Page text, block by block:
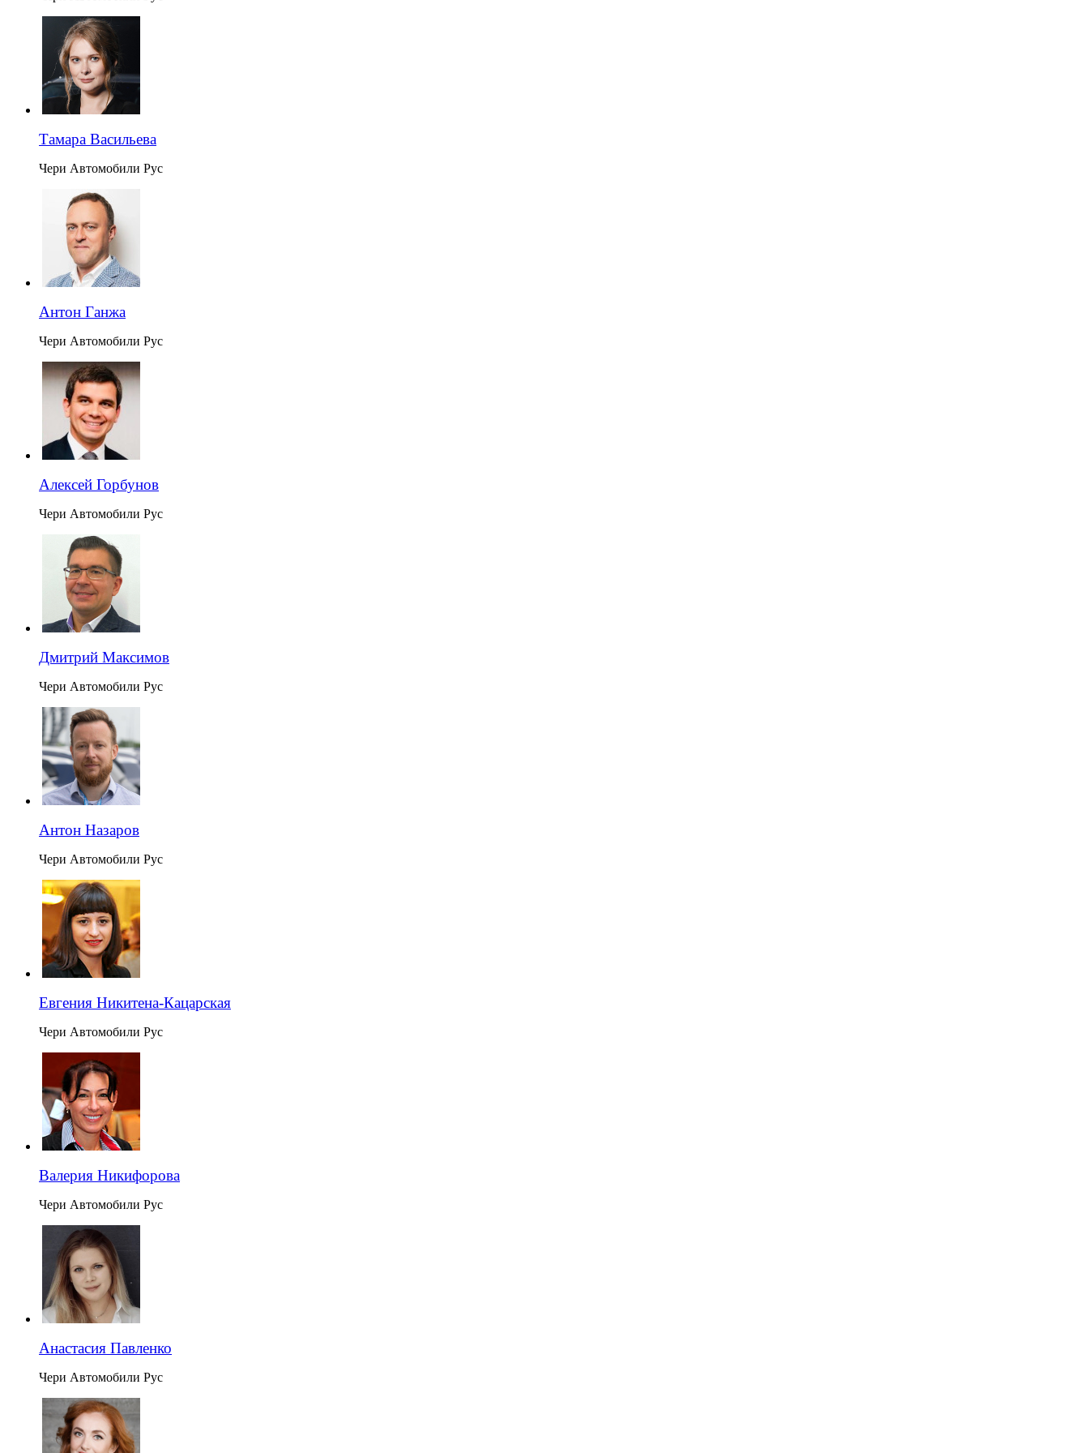
Тамара Васильева
Чери Автомобили Рус
Антон Ганжа
Чери Автомобили Рус
Алексей Горбунов
Чери Автомобили Рус
Дмитрий Максимов
Чери Автомобили Рус
Антон Назаров
Чери Автомобили Рус
Евгения Никитена-Кацарская
Чери Автомобили Рус
Валерия Никифорова
Чери Автомобили Рус
Анастасия Павленко
Чери Автомобили Рус